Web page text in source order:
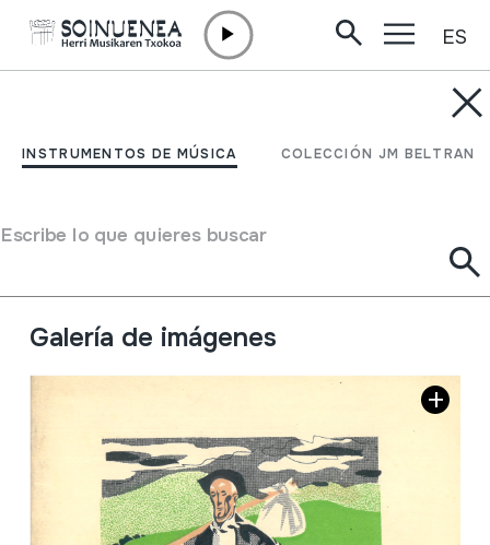
INSTRUMENTOS DE MÚSICA COLECCIÓN JM BELTRAN
Escribe lo que quieres buscar
ES
Erraondo-ko azken
Tipo de colección Liburuak
Situación: 15
Galería de imágenes